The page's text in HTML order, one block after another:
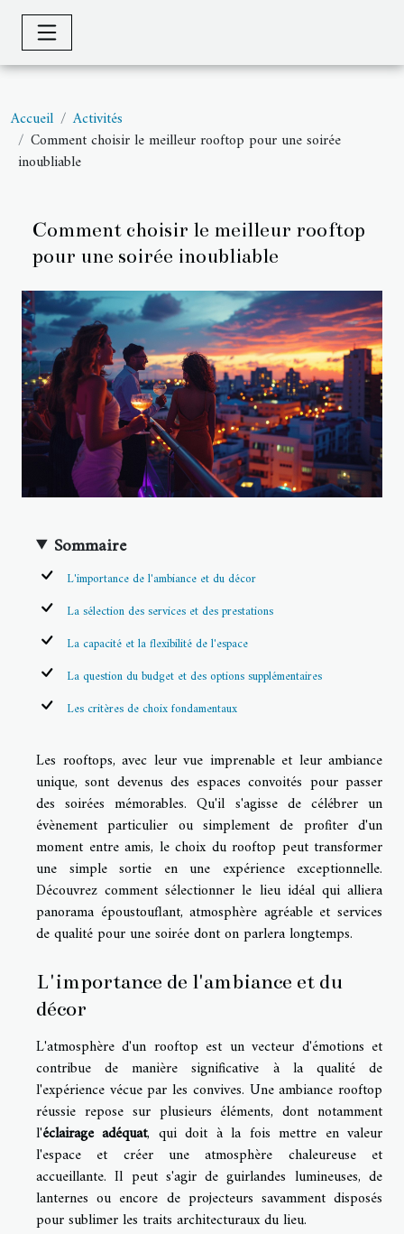
Accueil
Activités
Comment choisir le meilleur rooftop pour une soirée
inoubliable
Comment choisir le meilleur rooftop
pour une soirée inoubliable
Sommaire
L'importance de l'ambiance et du décor
La sélection des services et des prestations
La capacité et la flexibilité de l'espace
La question du budget et des options supplémentaires
Les critères de choix fondamentaux
Les rooftops, avec leur vue imprenable et leur ambiance
unique, sont devenus des espaces convoités pour passer
des soirées mémorables. Qu'il s'agisse de célébrer un
évènement particulier ou simplement de profiter d'un
moment entre amis, le choix du rooftop peut transformer
une simple sortie en une expérience exceptionnelle.
Découvrez comment sélectionner le lieu idéal qui alliera
panorama époustouflant, atmosphère agréable et services
de qualité pour une soirée dont on parlera longtemps.
L'importance de l'ambiance et du
décor
L'atmosphère d'un rooftop est un vecteur d'émotions et
contribue de manière significative à la qualité de
l'expérience vécue par les convives. Une ambiance rooftop
réussie repose sur plusieurs éléments, dont notamment
l'éclairage adéquat, qui doit à la fois mettre en valeur
l'espace et créer une atmosphère chaleureuse et
accueillante. Il peut s'agir de guirlandes lumineuses, de
lanternes ou encore de projecteurs savamment disposés
pour sublimer les traits architecturaux du lieu.